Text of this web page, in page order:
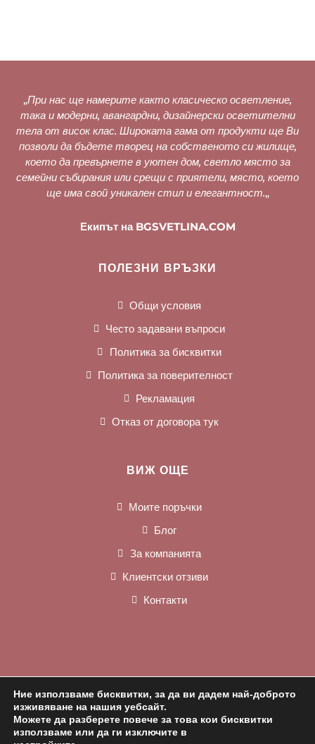
„При нас ще намерите както класическо осветление,
така и модерни, авангардни, дизайнерски осветителни
тела от висок клас. Широката гама от продукти ще Ви
позволи да бъдете творец на собственото си жилище,
което да превърнете в уютен дом, светло място за
семейни събирания или срещи с приятели, място, което
ще има свой уникален стил и елегантност.„
Екипът на BGSVETLINA.COM
ПОЛЕЗНИ ВРЪЗКИ
Общи условия
Често задавани въпроси
Политика за бисквитки
Политика за поверителност
Рекламация
Отказ от договора тук
ВИЖ ОЩЕ
Моите поръчки
Блог
За компанията
Клиентски отзиви
Контакти
Ние използваме бисквитки, за да ви дадем най-доброто
изживяване на нашия уебсайт.
Можете да разберете повече за това кои бисквитки
използваме или да ги изключите в